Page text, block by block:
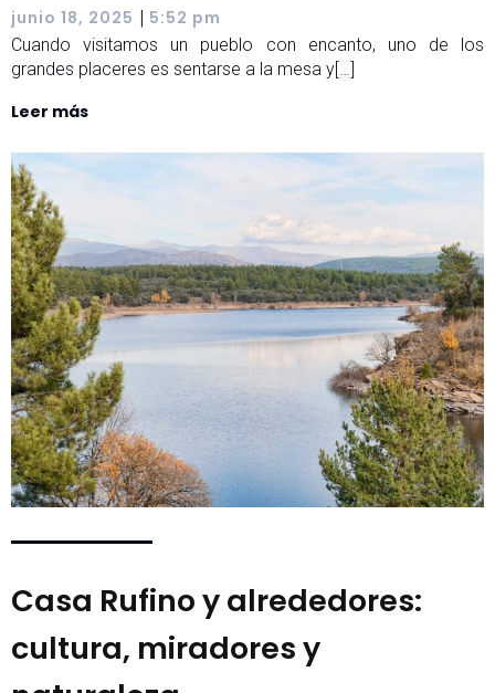
junio 18, 2025 | 5:52 pm
Cuando visitamos un pueblo con encanto, uno de los
grandes placeres es sentarse a la mesa y[…]
Leer más
Casa Rufino y alrededores:
cultura, miradores y